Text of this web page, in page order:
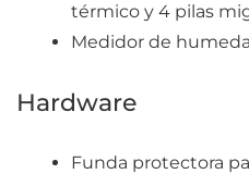
térmico y 4 pilas
Medidor de
Hardware
Funda protectora